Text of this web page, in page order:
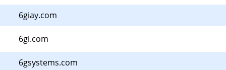
6giay.com
6gi.com
6gsystems.com